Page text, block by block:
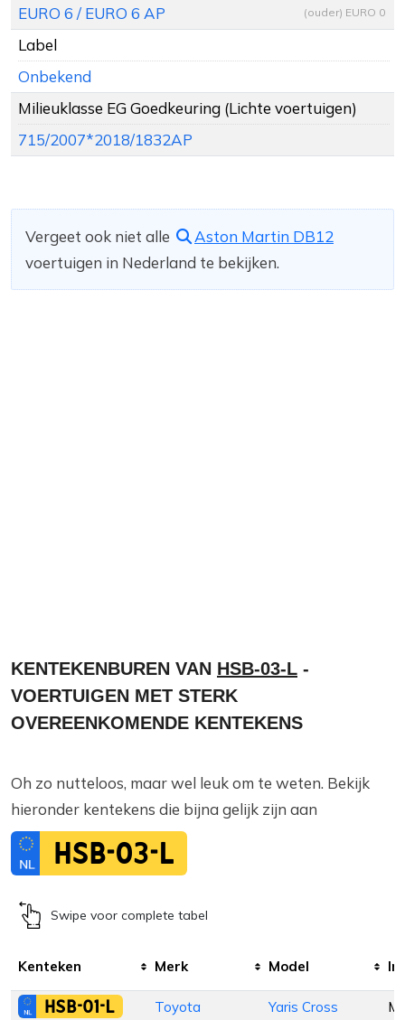
EURO 6 / EURO 6 AP
(ouder) EURO 0
Label
Onbekend
Milieuklasse EG Goedkeuring (Lichte voertuigen)
715/2007*2018/1832AP
Vergeet ook niet alle
Aston Martin DB12
voertuigen in Nederland te bekijken.
KENTEKENBUREN VAN HSB-03-L -
VOERTUIGEN MET STERK
OVEREENKOMENDE KENTEKENS
Oh zo nutteloos, maar wel leuk om te weten. Bekijk
hieronder kentekens die bijna gelijk zijn aan
HSB-03-L
Swipe voor complete tabel
Kenteken Merk Model
HSB-01-L Toyota Yaris Cross